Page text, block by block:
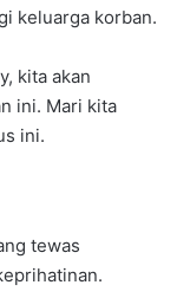
keluarga korban.
kita akan
ini. Mari kita
ini.
tewas